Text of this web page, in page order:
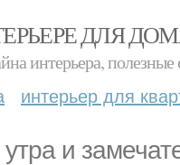
ДЛЯ
интерьера, полезные
интерьер для
и